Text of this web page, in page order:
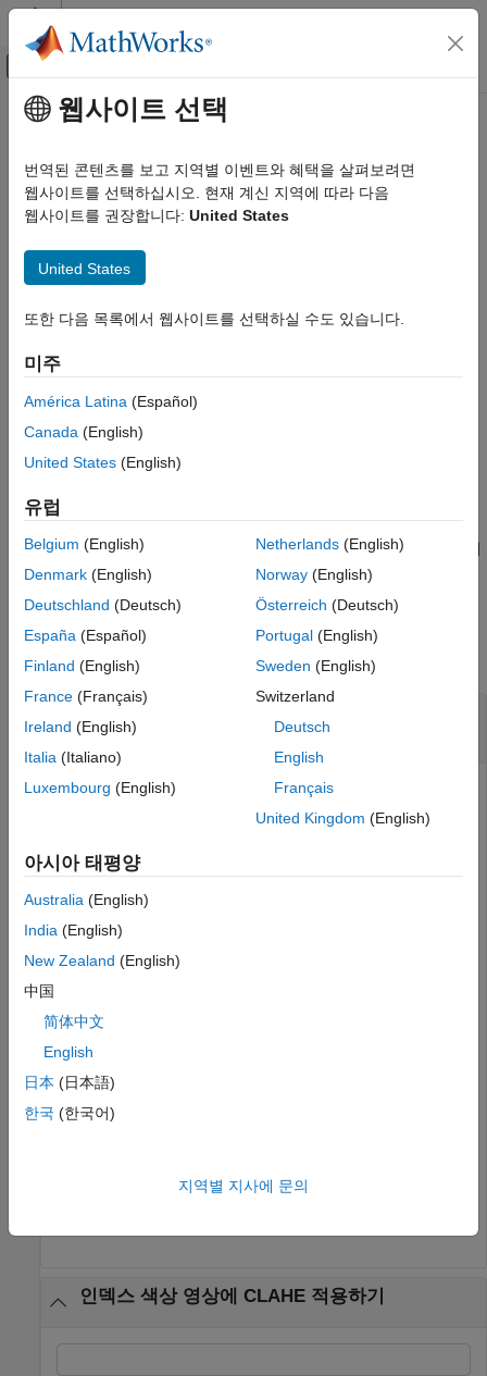
콘텐츠로 바로 가기
오프캔버스 탐색 메뉴 토글
문서 홈
Image Processing Toolbox
영상 필터링 및 향상
이 페이지 내용
설명
예제
입력 인수
알고리즘
확장 기능
버전 내역
참고 항목
주요 콘텐츠
adapthisteq
대비 제한 적응 히스토그램 평활화(CLAHE: Contrast-limited
adaptive histogram equalization)
페이지 내 모두 축소
구문
J = adapthisteq(I)
설명
= adapthisteq( )는 대비 제한 적응 히스토그램 평활화
(CLAHE)[1]를 사용해 값을 변환하여 회색조 영상
향상시킵니다.
예제
J= adapthisteq( )는 이름-값 인수를 사용하여 대비
향상의 특성을 제어합니다.
모두 축소
대비 제한 적응 히스토그램 평활화(CLAHE)
적용하기
영상에 CLAHE를 적용하고 결과를 표시합니다.
I = imread('tire.tif');
J = adapthisteq(I,
title('Original Image (left) and Contrast Enhanced
인덱스 색상 영상에 CLAHE 적용하기
웹사이트 선택
번역된 콘텐츠를 보고 지역별 이벤트와 혜택을 살펴보려면
웹사이트를 선택하십시오. 현재 계신 지역에 따라 다음
웹사이트를 권장합니다: United States
United States
또한 다음 목록에서 웹사이트를 선택하실 수도 있습니다.
미주
América Latina (Español)
Canada (English)
United States (English)
유럽
Belgium (English)
Denmark (English)
Deutschland (Deutsch)
España (Español)
Finland (English)
France (Français)
Ireland (English)
Italia (Italiano)
Luxembourg (English)
Netherlands(English)
Norway(English)
Österreich (Deutsch)
Portugal(English)
Sweden (English)
Switzerland
Deutsch
English
Français
United Kingdom (English)
아시아 태평양
Australia (English)
India (English)
New Zealand (English)
中国
简体中文
English
日本 (日本語)
한국 (한국어)
지역별 지사에 문의